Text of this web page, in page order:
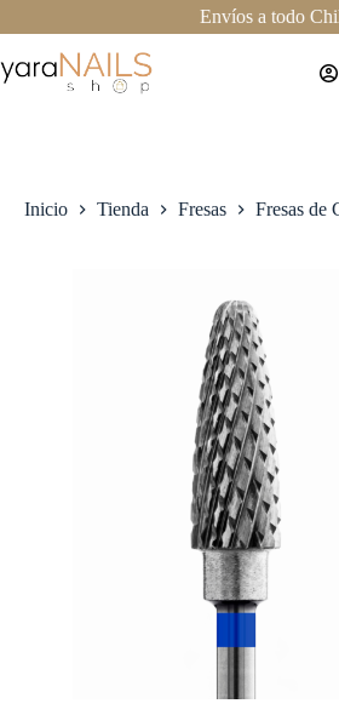
al
contenido
Envíos a todo
Inicio Tienda Fresas Fresas de